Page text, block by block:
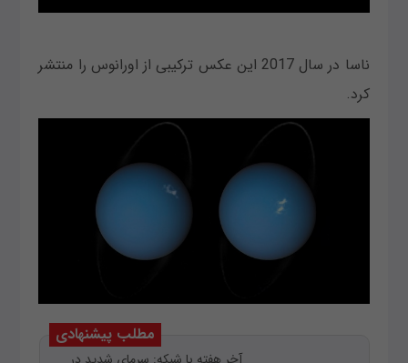
ناسا در سال 2017 این عکس ترکیبی از اورانوس را منتشر
کرد.
مطلب پیشنهادی
آخر هفته با شبکه: سرمای شدید در